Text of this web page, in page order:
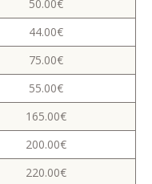
50.00€
44.00€
75.00€
55.00€
165.00€
200.00€
220.00€